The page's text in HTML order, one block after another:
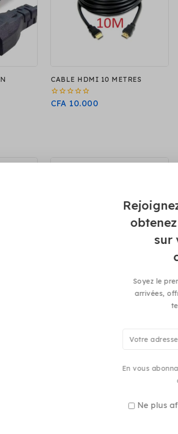
CABLE HDMI 10 METRES
0
CFA 10.000
sur
Soyez le
arrivées,
En vous
Ne plus